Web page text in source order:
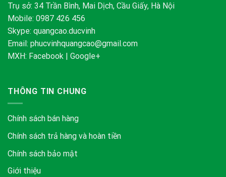
Trụ sở: 34 Trần Bình, Mai Dịch, Cầu Giấy, Hà Nội
Mobile: 0987 426 456
Skype: quangcao.ducvinh
Email: phucvinhquangcao@gmail.com
MXH: Facebook | Google+
THÔNG TIN CHUNG
Chính sách bán hàng
Chính sách trả hàng và hoàn tiền
Chính sách bảo mật
Giới thiệu